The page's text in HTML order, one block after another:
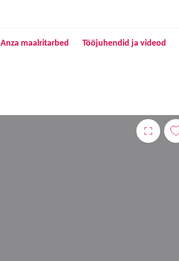
Anza maalritarbed Tööjuhendid ja videod